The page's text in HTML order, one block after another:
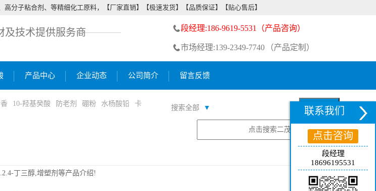
高分子粘合剂、等精细化工原料，【厂家直销】【极速发货】【品质保证】【贴心售后】
及技术提供服务商 段经理:186-9619-5531（产品咨询）
市场经理:139-2349-7740 （产品定制）
产品中心 企业动态 公司简介 留言反馈
10-羟基癸酸 防老剂 硼粉 水杨酸铅
卡
搜索全部 ▼
丁三醇,增塑剂等产品介绍!
联系我们
点击咨询
段经理
18696195531